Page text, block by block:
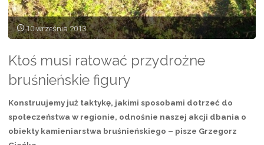
10 września 2013
Ktoś musi ratować przydrożne
bruśnieńskie figury
Konstruujemy już taktykę, jakimi sposobami dotrzeć do
społeczeństwa w regionie, odnośnie naszej akcji dbania o
obiekty kamieniarstwa bruśnieńskiego – pisze Grzegorz